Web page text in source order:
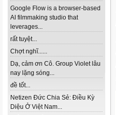
Google Flow is a browser-based
AI filmmaking studio that
leverages...
rất tuyệt...
Chợt nghĩ......
Dạ, cảm ơn Cô. Group Violet lâu
nay lặng sóng...
đề tốt...
Netizen Đức Chia Sẻ: Điều Kỳ
Diệu Ở Việt Nam...